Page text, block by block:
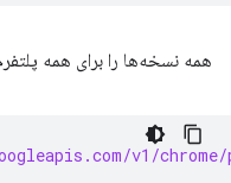
همه نسخه‌ها را برای همه
v1/